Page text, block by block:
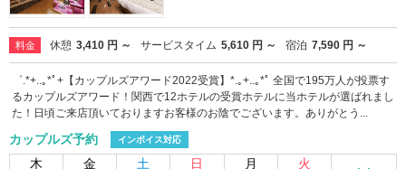
料金 休憩 3,410 円 ～ サービスタイム 5,610 円 ～ 宿泊 7,590 円 ～
゜.*+..｡*ﾟ+【カップルズアワード2022受賞】*.｡+..｡*ﾟ 全国で195万人が投票す
るカップルズアワード！関西で12ホテルの受賞ホテルに当ホテルが選ばれまし
た！日頃ご来店頂いておりますお客様のお陰でございます。ありがとう...
カップルズ予約 インボイス対応
木 金 土 日 月 火